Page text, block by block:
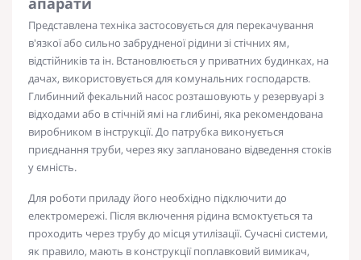
Представлена ​​техніка застосовується для перекачування
в'язкої або сильно забрудненої рідини зі стічних ям,
відстійників та ін. Встановлюється у приватних будинках, на
дачах, використовується для комунальних господарств.
Глибинний фекальний насос розташовують у резервуарі з
відходами або в стічній ямі на глибині, яка рекомендована
виробником в інструкції. До патрубка виконується
приєднання труби, через яку заплановано відведення стоків
у ємність.
Для роботи приладу його необхідно підключити до
електромережі. Після включення рідина всмоктується та
проходить через трубу до місця утилізації. Сучасні системи,
як правило, мають в конструкції поплавковий вимикач,